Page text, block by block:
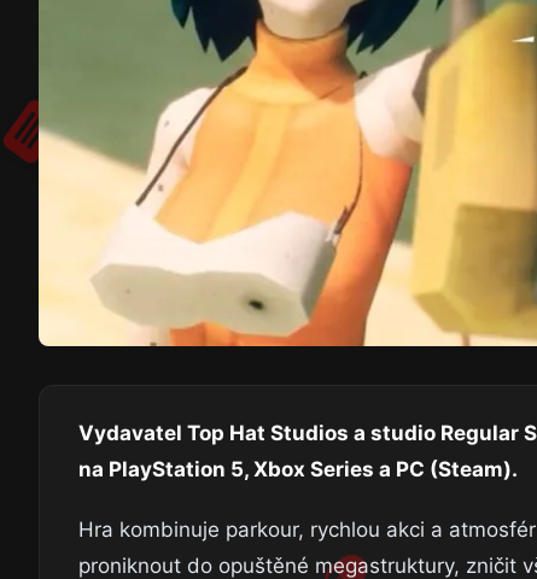
Vydavatel Top Hat Studios a studio Regular
na PlayStation 5, Xbox Series a PC (Steam).
Hra kombinuje parkour, rychlou akci a
proniknout do opuštěné megastruktury, zničit